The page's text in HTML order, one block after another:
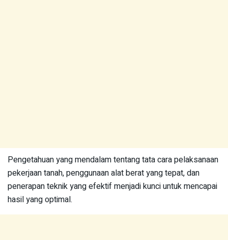
Pengetahuan yang mendalam tentang tata cara pelaksanaan
pekerjaan tanah, penggunaan alat berat yang tepat, dan
penerapan teknik yang efektif menjadi kunci untuk mencapai
hasil yang optimal.